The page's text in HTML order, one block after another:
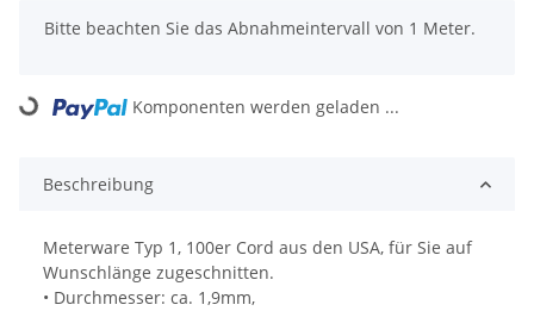
x
Bitte beachten Sie das Abnahmeintervall von 1 Meter.
Loading... Komponenten werden geladen ...
Beschreibung
Meterware Typ 1, 100er Cord aus den USA, für Sie auf
Wunschlänge zugeschnitten.
• Durchmesser: ca. 1,9mm,